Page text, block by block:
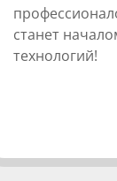
станет
технологий!